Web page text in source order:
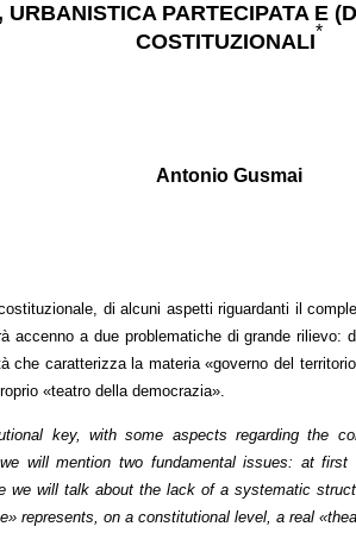
PARTECIPATA E
COSTITUZIONALI*
Antonio Gusmai
di alcuni aspetti riguardanti il
accenno a due problematiche di grande rilievo:
che caratterizza la materia «governo del
«teatro della democrazia».
key, with some aspects regarding the
will mention two fundamental issues: at
we will talk about the lack of a systematic
represents, on a constitutional level, a real